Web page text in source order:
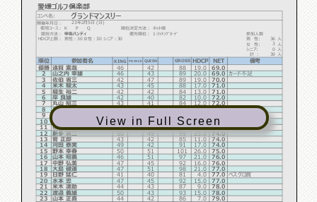
View in Full Screen
愛媛ゴルフ倶楽部
コンペ名: グランドマンスリー
開催年月日：
23年2月5日 (日)
使用コース：
K P Q 順位決定方法：
ネット順
競技方法：
申告ハンディ 優先順位： 1:ﾏｯﾁﾝｸﾞｶｰﾄﾞ
参加人数
HDCP上限：
男性：30 女性：30 シニア：30 男 性:
人
女 性:
人
シニア:
人
計 :
人
86 7.0 79.0
23 山本 正喜 44 42
78.0
22 渡邉 義雄 50 43 93 15.0
87 9.0 78.0
21 米木 凌助 44 43
77.0
20 水本 忠 47 45 92 15.0
81 4.0 77.0 ベスグロ賞
19 日野 猛仁 41 40
77.0
18 大島 健運 47 51 98 21.0
92 16.0 76.0
17 中野 弘美 47 45
76.0
16 山本 昭義 46 51 97 21.0
101 26.0 75.0
15 野本 幸春 50 51
74.0
14 河田 泰実 49 42 91 17.0
85 11.0 74.0
13 菅 正郎 43 42
74.0
12 新多 英二 50 49 99 25.0
93 19.0 74.0
11 松田 良雄 46 47
74.0
10 岡野 裕 40 48 88 14.0
9 白石 幸江
72.0
8 髙橋 賢次 45 42 87 15.0
84 12.0 72.0
7 丸山 昭三 43 41
72.0
6 岸 良雄 42 40 82 10.0
84 13.0 71.0
5 稲生 裕二 42 42
71.0
4 米木 駿太 43 45 88 17.0
89 19.0 70.0
3 佐伯 省三 42 47
88 19.0
69.0
69.0 カード不足
2
遠賀 素哉 46 42
優勝
山之内 幸雄
46 43 89 20.0
GROSS HDCP NET 備考
順位 参加者名 KING PRINCE QUEEN
39
0
36
3